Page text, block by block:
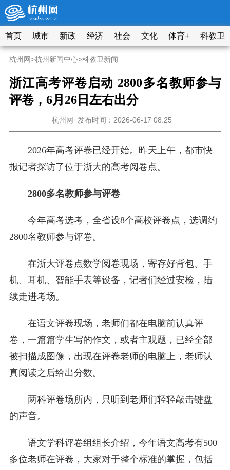
首页 城市 新政 经济 社会 文化 体育+ 科教卫
杭州网>杭州新闻中心>科教卫新闻
浙江高考评卷启动 2800多名教师参与
评卷，6月26日左右出分
杭州网 发布时间：2026-06-17 08:25
2026年高考评卷已经开始。昨天上午，都市快
报记者探访了位于浙大的高考阅卷点。
2800多名教师参与评卷
今年高考选考，全省设8个高校评卷点，选调约
2800名教师参与评卷。
在浙大评卷点数学阅卷现场，寄存好背包、手
机、耳机、智能手表等设备，记者们经过安检，陆
续走进考场。
在语文评卷现场，老师们都在电脑前认真评
卷，一篇篇学生写的作文，或者主观题，已经全部
被扫描成图像，出现在评卷老师的电脑上，老师认
真阅读之后给出分数。
两科评卷场所内，只听到老师们轻轻敲击键盘
的声音。
语文学科评卷组组长介绍，今年语文高考有500
多位老师在评卷，大家对于整个标准的掌握，包括